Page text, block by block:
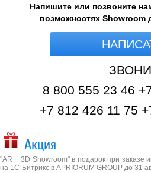
Напишите или позвоните
возможностях Showroom
8 800 555 23 46
+7 812 426 11 75
Акция
"AR + 3D Showroom" в подарок при заказе
на 1С-Битрикс в APRIORUM GROUP до 31